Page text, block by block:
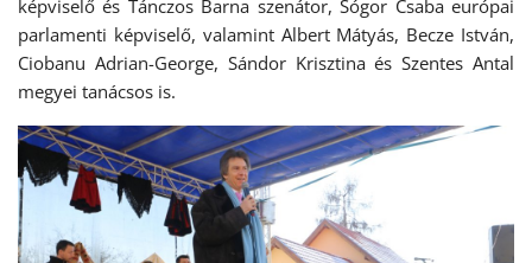
képviselő és Tánczos Barna szenátor, Sógor Csaba európai
parlamenti képviselő, valamint Albert Mátyás, Becze István,
Ciobanu Adrian-George, Sándor Krisztina és Szentes Antal
megyei tanácsos is.